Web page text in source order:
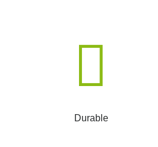
Durable